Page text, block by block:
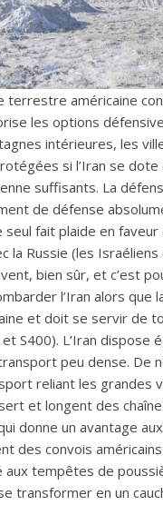
terrestre américaine
les options
intérieures, les
si l’Iran se dote
suffisants. La
de défense
seul fait plaide en faveur
la Russie (les Israéliens
bien sûr, et c’est
l’Iran alors que
et doit se servir de
S400). L’Iran dispose
peu dense. De
reliant les grandes
et longent des
donne un avantage
des convois
aux tempêtes de
transformer en un